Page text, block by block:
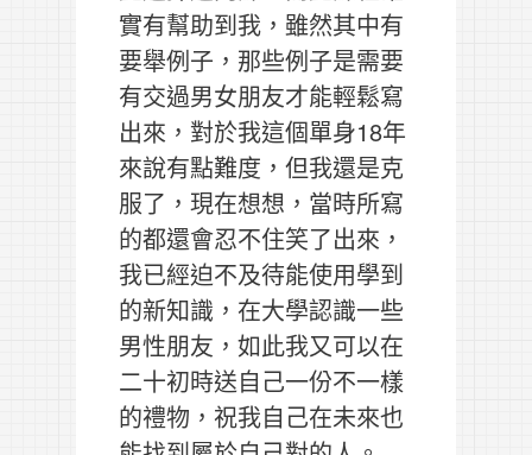
實有幫助到我，雖然其中有
要舉例子，那些例子是需要
有交過男女朋友才能輕鬆寫
出來，對於我這個單身18年
來說有點難度，但我還是克
服了，現在想想，當時所寫
的都還會忍不住笑了出來，
我已經迫不及待能使用學到
的新知識，在大學認識一些
男性朋友，如此我又可以在
二十初時送自己一份不一樣
的禮物，祝我自己在未來也